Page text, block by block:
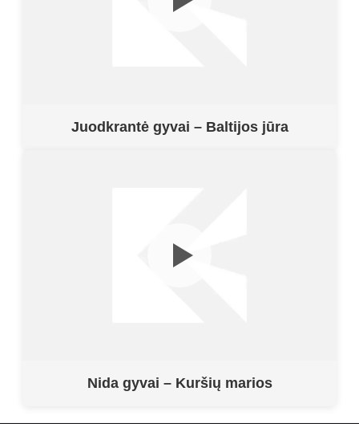
Juodkrantė gyvai – Baltijos jūra
Nida gyvai – Kuršių marios